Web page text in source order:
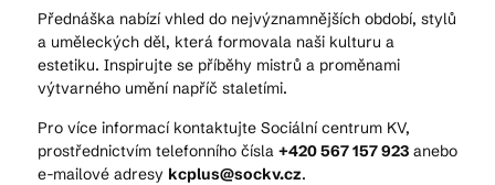
© 2026 Brána Jihlavy
Přednáška nabízí vhled do nejvýznamnějších období, stylů
a uměleckých děl, která formovala naši kulturu a
estetiku. Inspirujte se příběhy mistrů a proměnami
výtvarného umění napříč staletími.
Pro více informací kontaktujte Sociální centrum KV,
prostřednictvím telefonního čísla +420 567 157 923 anebo
e-mailové adresy kcplus@sockv.cz.